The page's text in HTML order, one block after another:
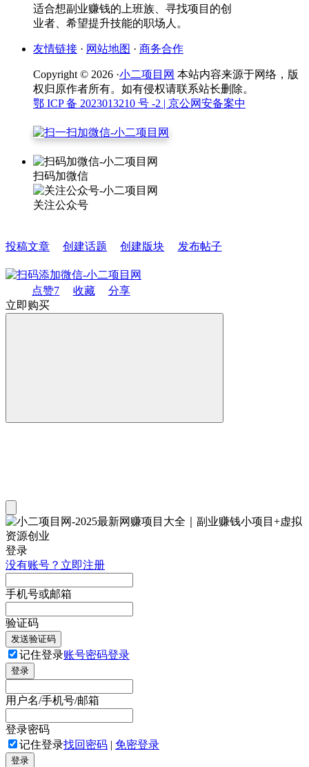
适合想副业赚钱的上班族、寻找项目的创
业者、希望提升技能的职场人。
友情链接 · 网站地图 · 商务合作
Copyright © 2026 ·小二项目网 本站内容来源于网络，版
权归原作者所有。如有侵权请联系站长删除。
鄂 ICP 备 2023013210 号 -2 | 京公网安备案中
扫码加微信
关注公众号
投稿文章 创建话题 创建版块 发布帖子
点赞7 收藏
分享
立即购买
登录
没有账号？立即注册
手机号或邮箱
验证码
发送验证码
记住登录账号密码登录
登录
用户名/手机号/邮箱
登录密码
记住登录找回密码 | 免密登录
登录